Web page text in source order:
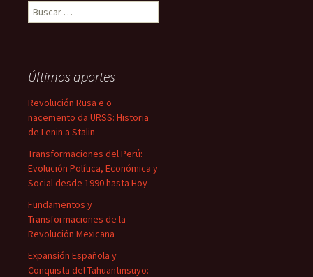
Buscar:
Últimos aportes
Revolución Rusa e o
nacemento da URSS: Historia
de Lenin a Stalin
Transformaciones del Perú:
Evolución Política, Económica y
Social desde 1990 hasta Hoy
Fundamentos y
Transformaciones de la
Revolución Mexicana
Expansión Española y
Conquista del Tahuantinsuyo: